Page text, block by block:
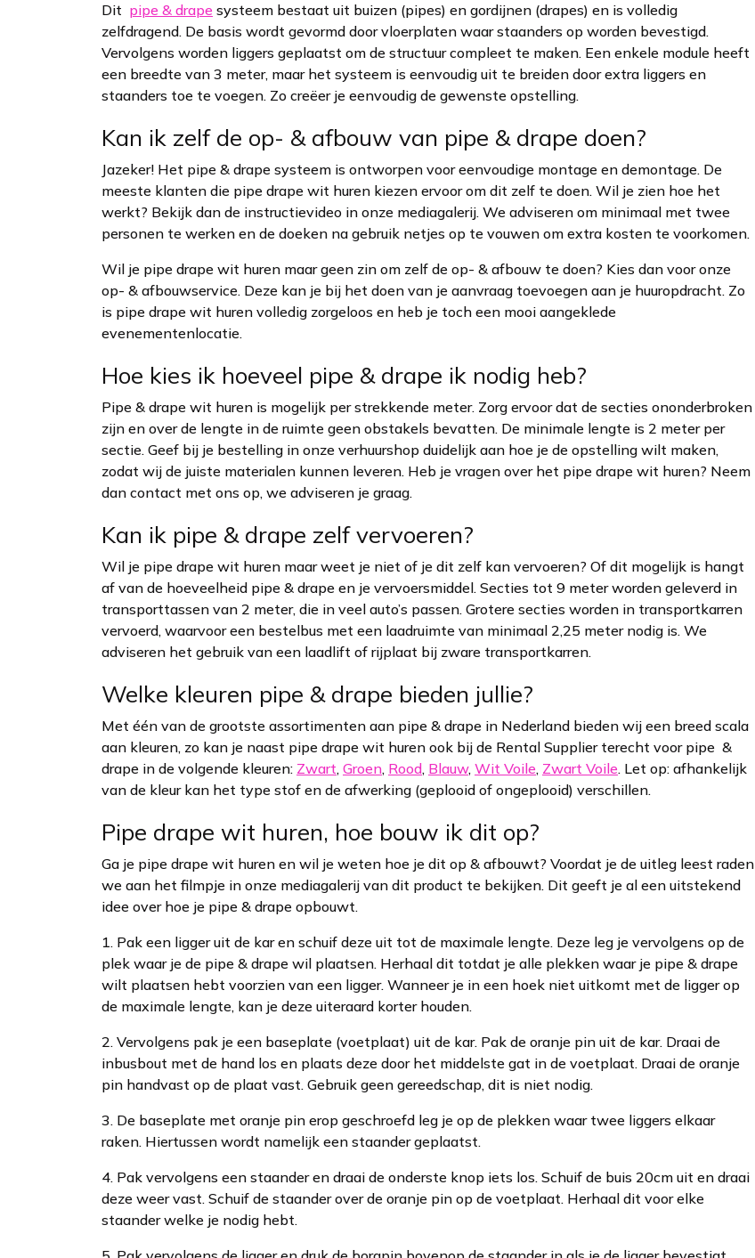
Dit pipe & drape systeem bestaat uit buizen (pipes) en gordijnen (drapes) en is volledig
zelfdragend. De basis wordt gevormd door vloerplaten waar staanders op worden bevestigd.
Vervolgens worden liggers geplaatst om de structuur compleet te maken. Een enkele module heeft
een breedte van 3 meter, maar het systeem is eenvoudig uit te breiden door extra liggers en
staanders toe te voegen. Zo creëer je eenvoudig de gewenste opstelling.
Kan ik zelf de op- & afbouw van pipe & drape doen?
Jazeker! Het pipe & drape systeem is ontworpen voor eenvoudige montage en demontage. De
meeste klanten die pipe drape wit huren kiezen ervoor om dit zelf te doen. Wil je zien hoe het
werkt? Bekijk dan de instructievideo in onze mediagalerij. We adviseren om minimaal met twee
personen te werken en de doeken na gebruik netjes op te vouwen om extra kosten te voorkomen.
Wil je pipe drape wit huren maar geen zin om zelf de op- & afbouw te doen? Kies dan voor onze
op- & afbouwservice. Deze kan je bij het doen van je aanvraag toevoegen aan je huuropdracht. Zo
is pipe drape wit huren volledig zorgeloos en heb je toch een mooi aangeklede
evenementenlocatie.
Hoe kies ik hoeveel pipe & drape ik nodig heb?
Pipe & drape wit huren is mogelijk per strekkende meter. Zorg ervoor dat de secties ononderbroken
zijn en over de lengte in de ruimte geen obstakels bevatten. De minimale lengte is 2 meter per
sectie. Geef bij je bestelling in onze verhuurshop duidelijk aan hoe je de opstelling wilt maken,
zodat wij de juiste materialen kunnen leveren. Heb je vragen over het pipe drape wit huren? Neem
dan contact met ons op, we adviseren je graag.
Kan ik pipe & drape zelf vervoeren?
Wil je pipe drape wit huren maar weet je niet of je dit zelf kan vervoeren? Of dit mogelijk is hangt
af van de hoeveelheid pipe & drape en je vervoersmiddel. Secties tot 9 meter worden geleverd in
transporttassen van 2 meter, die in veel auto’s passen. Grotere secties worden in transportkarren
vervoerd, waarvoor een bestelbus met een laadruimte van minimaal 2,25 meter nodig is. We
adviseren het gebruik van een laadlift of rijplaat bij zware transportkarren.
Welke kleuren pipe & drape bieden jullie?
Met één van de grootste assortimenten aan pipe & drape in Nederland bieden wij een breed scala
aan kleuren, zo kan je naast pipe drape wit huren ook bij de Rental Supplier terecht voor pipe &
drape in de volgende kleuren: Zwart, Groen, Rood, Blauw, Wit Voile, Zwart Voile. Let op: afhankelijk
van de kleur kan het type stof en de afwerking (geplooid of ongeplooid) verschillen.
Pipe drape wit huren, hoe bouw ik dit op?
Ga je pipe drape wit huren en wil je weten hoe je dit op & afbouwt? Voordat je de uitleg leest raden
we aan het filmpje in onze mediagalerij van dit product te bekijken. Dit geeft je al een uitstekend
idee over hoe je pipe & drape opbouwt.
1. Pak een ligger uit de kar en schuif deze uit tot de maximale lengte. Deze leg je vervolgens op de
plek waar je de pipe & drape wil plaatsen. Herhaal dit totdat je alle plekken waar je pipe & drape
wilt plaatsen hebt voorzien van een ligger. Wanneer je in een hoek niet uitkomt met de ligger op
de maximale lengte, kan je deze uiteraard korter houden.
2. Vervolgens pak je een baseplate (voetplaat) uit de kar. Pak de oranje pin uit de kar. Draai de
inbusbout met de hand los en plaats deze door het middelste gat in de voetplaat. Draai de oranje
pin handvast op de plaat vast. Gebruik geen gereedschap, dit is niet nodig.
3. De baseplate met oranje pin erop geschroefd leg je op de plekken waar twee liggers elkaar
raken. Hiertussen wordt namelijk een staander geplaatst.
4. Pak vervolgens een staander en draai de onderste knop iets los. Schuif de buis 20cm uit en draai
deze weer vast. Schuif de staander over de oranje pin op de voetplaat. Herhaal dit voor elke
staander welke je nodig hebt.